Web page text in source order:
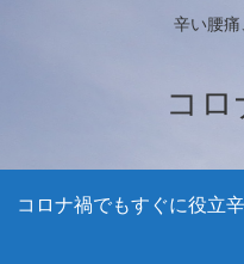
辛い腰
コ
コロナ禍でもすぐに役立